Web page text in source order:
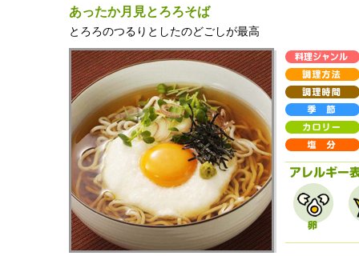
あったか月見とろろそば
とろろのつるりとしたのどごしが最高